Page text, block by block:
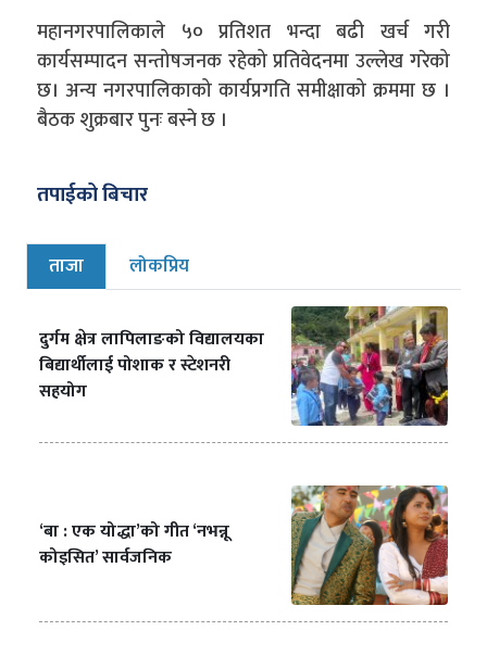
महानगरपालिकाले ५० प्रतिशत भन्दा बढी खर्च गरी
कार्यसम्पादन सन्तोषजनक रहेको प्रतिवेदनमा उल्लेख गरेको
छ। अन्य नगरपालिकाको कार्यप्रगति समीक्षाको क्रममा छ ।
बैठक शुक्रबार पुनः बस्ने छ ।
तपाईको बिचार
ताजा लोकप्रिय
दुर्गम क्षेत्र लापिलाङको विद्यालयका
बिद्यार्थीलाई पोशाक र स्टेशनरी
सहयोग
‘बा : एक योद्धा’को गीत ‘नभन्नू
कोइसित’ सार्वजनिक